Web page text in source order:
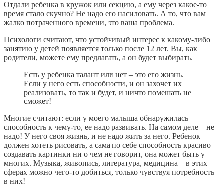
Отдали ребенка в кружок или секцию, а ему через какое-то
время стало скучно? Не надо его насиловать. А то, что вам
жалко потраченного времени, это ваша проблема.
Психологи считают, что устойчивый интерес к какому-либо
занятию у детей появляется только после 12 лет. Вы, как
родители, можете ему предлагать, а он будет выбирать.
Есть у ребенка талант или нет – это его жизнь.
Если у него есть способности, и он захочет их
реализовать, то так и будет, и ничто помешать не
сможет!
Многие считают: если у моего малыша обнаружилась
способность к чему-то, ее надо развивать. На самом деле – не
надо! У него своя жизнь, и не надо жить за него. Ребенок
должен хотеть рисовать, а сама по себе способность красиво
создавать картинки ни о чем не говорит, она может быть у
многих. Музыка, живопись, литература, медицина – в этих
сферах можно чего-то добиться, только чувствуя потребность
в них!